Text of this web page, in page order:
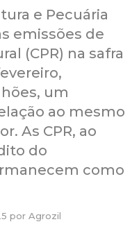
e Pecuária
emissões de
(CPR) na safra
um
ao mesmo
As CPR, ao
do
como
por Agrozil